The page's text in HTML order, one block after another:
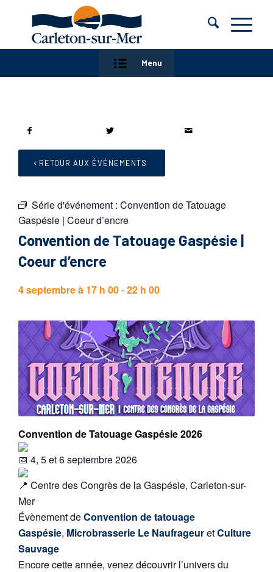
Menu
RETOUR AUX ÉVÉNEMENTS
Série d'événement : Convention de Tatouage
Gaspésie | Coeur d’encre
Convention de Tatouage Gaspésie |
Coeur d’encre
4 septembre à 17 h 00-22 h 00
Convention de Tatouage Gaspésie 2026
4, 5 et 6 septembre 2026
Centre des Congrès de la Gaspésie, Carleton-sur-
Mer
Évènement deConvention de tatouage
Gaspésie, Microbrasserie Le NaufrageuretCulture
Sauvage
Encore cette année, venez découvrir l’univers du